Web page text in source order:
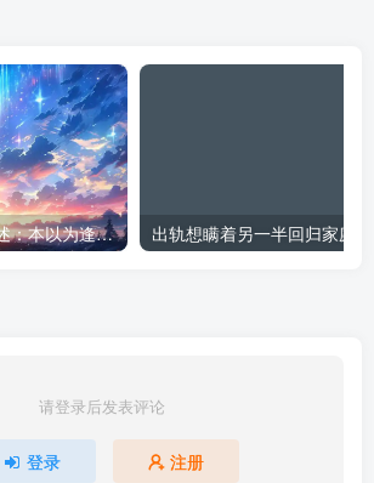
54岁女人出轨自述：本以为逢场作戏
请登录后发表评论
登录 注册